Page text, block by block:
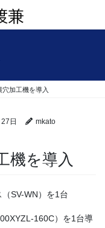
穴加工機を導入
日 mkato
機を導入
SV-WN）を1台
160C）を1台導